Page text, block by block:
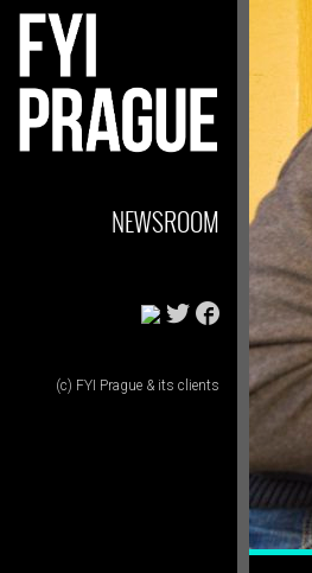
NEWSROOM
(c) FYI Prague & its clients